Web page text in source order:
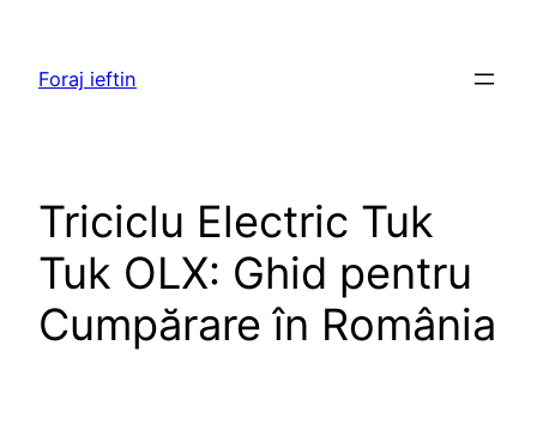
content
Foraj ieftin
Triciclu Electric Tuk
Tuk OLX: Ghid pentru
Cumpărare în România